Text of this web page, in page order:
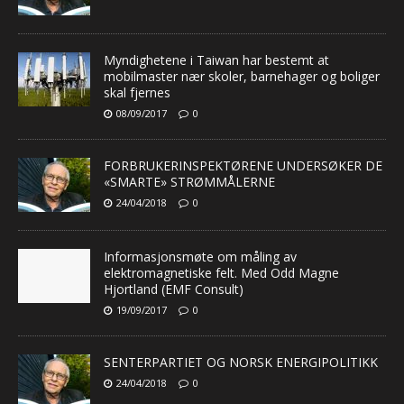
Myndighetene i Taiwan har bestemt at
mobilmaster nær skoler, barnehager og boliger
skal fjernes
08/09/2017 0
FORBRUKERINSPEKTØRENE UNDERSØKER DE
«SMARTE» STRØMMÅLERNE
24/04/2018 0
Informasjonsmøte om måling av
elektromagnetiske felt. Med Odd Magne
Hjortland (EMF Consult)
19/09/2017 0
SENTERPARTIET OG NORSK ENERGIPOLITIKK
24/04/2018 0